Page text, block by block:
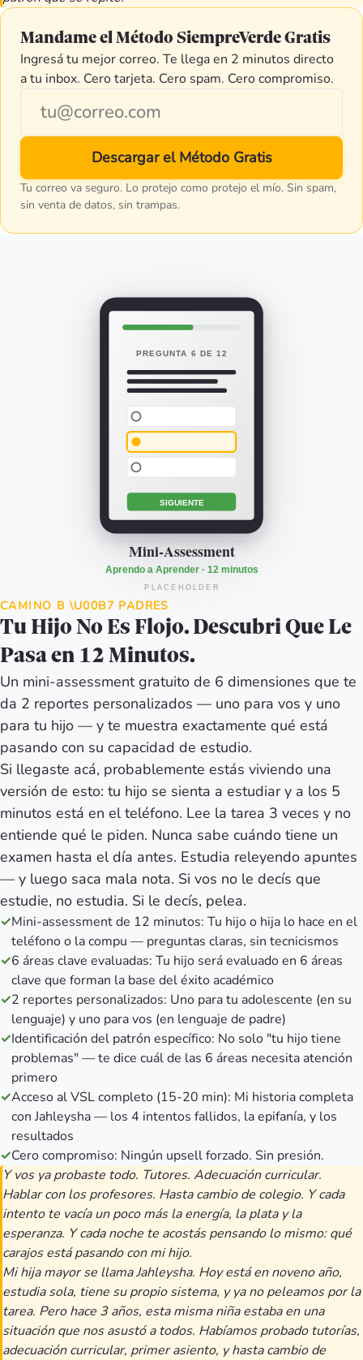
Mandame el Método SiempreVerde Gratis
Ingresá tu mejor correo. Te llega en 2 minutos directo
a tu inbox. Cero tarjeta. Cero spam. Cero compromiso.
Email
Descargar el Método Gratis
Tu correo va seguro. Lo protejo como protejo el mío. Sin spam,
sin venta de datos, sin trampas.
CAMINO B \U00B7 PADRES
Tu Hijo No Es Flojo. Descubri Que Le
Pasa en 12 Minutos.
Un mini-assessment gratuito de 6 dimensiones que te
da 2 reportes personalizados — uno para vos y uno
para tu hijo — y te muestra exactamente qué está
pasando con su capacidad de estudio.
Si llegaste acá, probablemente estás viviendo una
versión de esto: tu hijo se sienta a estudiar y a los 5
minutos está en el teléfono. Lee la tarea 3 veces y no
entiende qué le piden. Nunca sabe cuándo tiene un
examen hasta el día antes. Estudia releyendo apuntes
— y luego saca mala nota. Si vos no le decís que
estudie, no estudia. Si le decís, pelea.
✓Mini-assessment de 12 minutos: Tu hijo o hija lo hace en el
teléfono o la compu — preguntas claras, sin tecnicismos
✓6 áreas clave evaluadas: Tu hijo será evaluado en 6 áreas
clave que forman la base del éxito académico
✓2 reportes personalizados: Uno para tu adolescente (en su
lenguaje) y uno para vos (en lenguaje de padre)
✓Identificación del patrón específico: No solo "tu hijo tiene
problemas" — te dice cuál de las 6 áreas necesita atención
primero
✓Acceso al VSL completo (15-20 min): Mi historia completa
con Jahleysha — los 4 intentos fallidos, la epifanía, y los
resultados
✓Cero compromiso: Ningún upsell forzado. Sin presión.
Y vos ya probaste todo. Tutores. Adecuación curricular.
Hablar con los profesores. Hasta cambio de colegio. Y cada
intento te vacía un poco más la energía, la plata y la
esperanza. Y cada noche te acostás pensando lo mismo: qué
carajos está pasando con mi hijo.
Mi hija mayor se llama Jahleysha. Hoy está en noveno año,
estudia sola, tiene su propio sistema, y ya no peleamos por la
tarea. Pero hace 3 años, esta misma niña estaba en una
situación que nos asustó a todos. Habíamos probado tutorías,
adecuación curricular, primer asiento, y hasta cambio de